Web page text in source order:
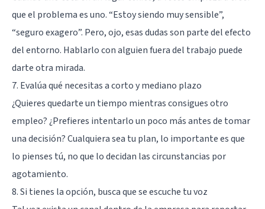
que el problema es uno. “Estoy siendo muy sensible”,
“seguro exagero”. Pero, ojo, esas dudas son parte del efecto
del entorno. Hablarlo con alguien fuera del trabajo puede
darte otra mirada.
7. Evalúa qué necesitas a corto y mediano plazo
¿Quieres quedarte un tiempo mientras consigues otro
empleo? ¿Prefieres intentarlo un poco más antes de tomar
una decisión? Cualquiera sea tu plan, lo importante es que
lo pienses tú, no que lo decidan las circunstancias por
agotamiento.
8. Si tienes la opción, busca que se escuche tu voz